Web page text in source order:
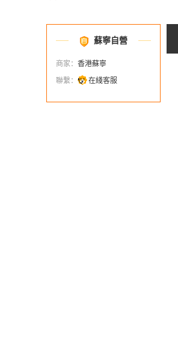
蘇寧自營
商家： 香港蘇寧
聯繫：
在綫客服